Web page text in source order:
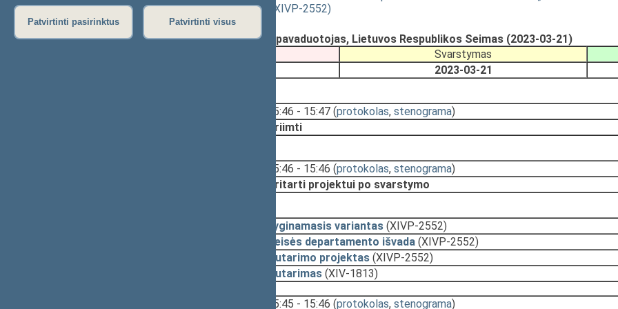
Patvirtinti pasirinktus Patvirtinti visus
patvirtinimo“ pakeitimo“ projektas (Nr. XIVP-2552)
Registravimo data:2023-03-21
Pateikė: Seimo Pirmininko pirmasis pavaduotojas, Lietuvos Respublikos Seimas (2023-03-21)
Svarstymas
2023-03-21
15:46 - 15:47 (protokolas, stenograma)
Priimti
15:46 - 15:46 (protokolas, stenograma)
Pritarti projektui po svarstymo
Lyginamasis variantas (XIVP-2552)
Teisės departamento išvada (XIVP-2552)
Nutarimo projektas (XIVP-2552)
Nutarimas (XIV-1813)
15:45 - 15:46 (protokolas, stenograma)